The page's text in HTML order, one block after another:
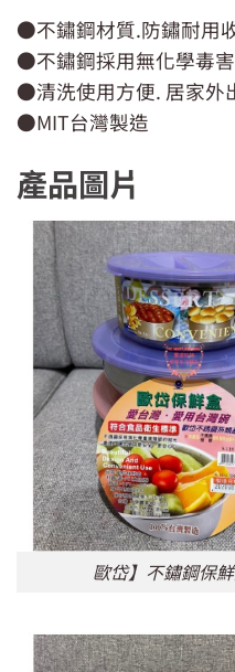
●不鏽鋼材質.防鏽耐用
●不鏽鋼採用無化學毒
●清洗使用方便. 居家外
●MIT台灣製造
產品圖片
歐岱】不鏽鋼保